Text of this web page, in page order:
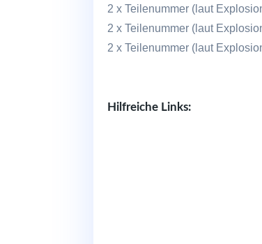
2 x Teilenummer (laut
2 x Teilenummer (laut
2 x Teilenummer (laut
Hilfreiche Links: